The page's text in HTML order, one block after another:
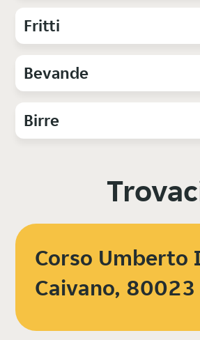
Fritti
Bevande
Birre
Corso Umberto
Caivano, 80023